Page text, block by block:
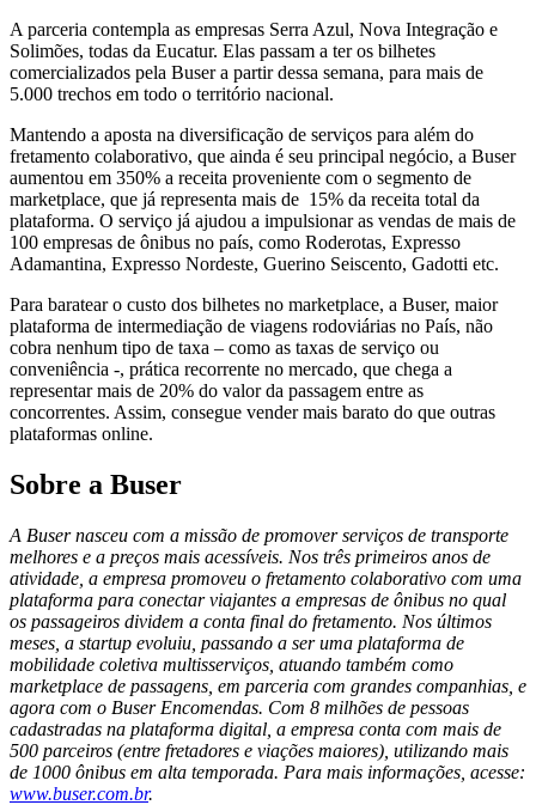
A parceria contempla as empresas Serra Azul, Nova Integração e
Solimões, todas da Eucatur. Elas passam a ter os bilhetes
comercializados pela Buser a partir dessa semana, para mais de
5.000 trechos em todo o território nacional.
Mantendo a aposta na diversificação de serviços para além do
fretamento colaborativo, que ainda é seu principal negócio, a Buser
aumentou em 350% a receita proveniente com o segmento de
marketplace, que já representa mais de 15% da receita total da
plataforma. O serviço já ajudou a impulsionar as vendas de mais de
100 empresas de ônibus no país, como Roderotas, Expresso
Adamantina, Expresso Nordeste, Guerino Seiscento, Gadotti etc.
Para baratear o custo dos bilhetes no marketplace, a Buser, maior
plataforma de intermediação de viagens rodoviárias no País, não
cobra nenhum tipo de taxa – como as taxas de serviço ou
conveniência -, prática recorrente no mercado, que chega a
representar mais de 20% do valor da passagem entre as
concorrentes. Assim, consegue vender mais barato do que outras
plataformas online.
Sobre a Buser
A Buser nasceu com a missão de promover serviços de transporte
melhores e a preços mais acessíveis. Nos três primeiros anos de
atividade, a empresa promoveu o fretamento colaborativo com uma
plataforma para conectar viajantes a empresas de ônibus no qual
os passageiros dividem a conta final do fretamento. Nos últimos
meses, a startup evoluiu, passando a ser uma plataforma de
mobilidade coletiva multisserviços, atuando também como
marketplace de passagens, em parceria com grandes companhias, e
agora com o Buser Encomendas. Com 8 milhões de pessoas
cadastradas na plataforma digital, a empresa conta com mais de
500 parceiros (entre fretadores e viações maiores), utilizando mais
de 1000 ônibus em alta temporada. Para mais informações, acesse:
www.buser.com.br.